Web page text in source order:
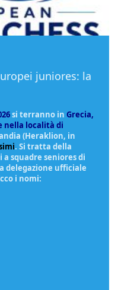
juniores: la
si terranno in Grecia,
nella località di
(Heraklion, in
. Si tratta della
squadre seniores di
delegazione ufficiale
i nomi: